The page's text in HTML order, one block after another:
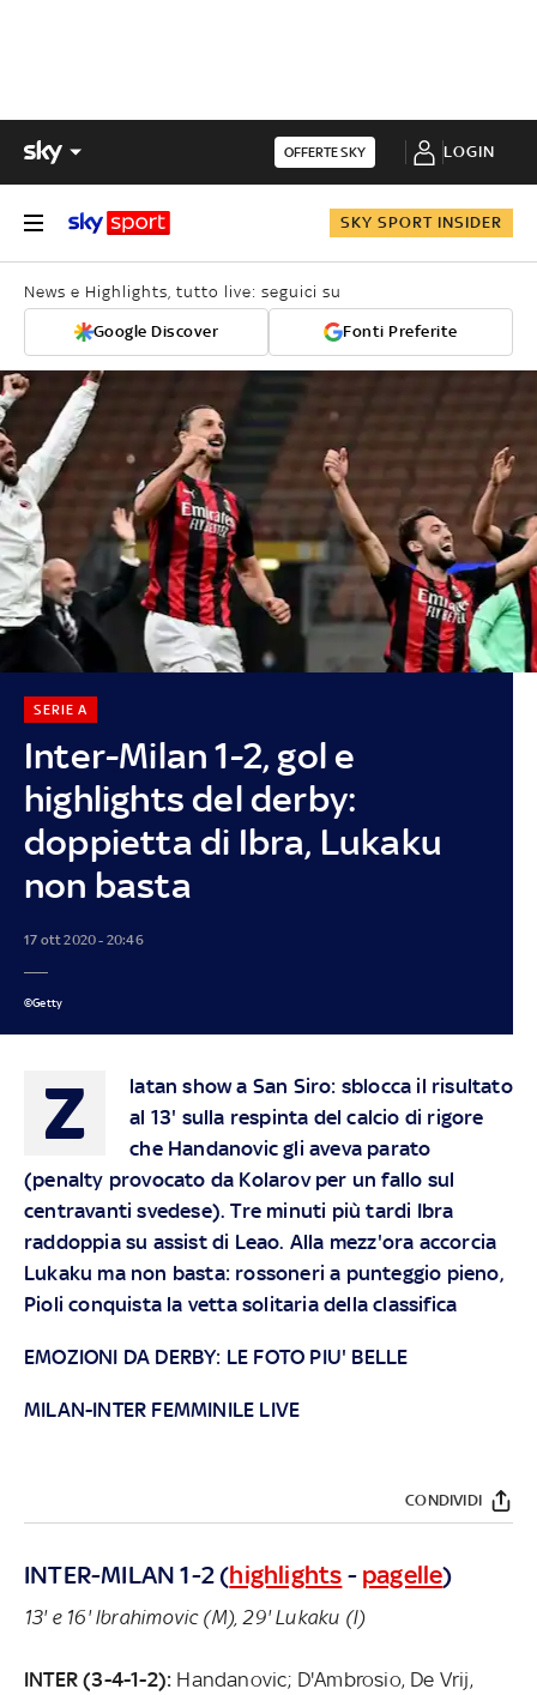
OFFERTE SKY LOGIN
SKY SPORT INSIDER
News e Highlights, tutto live: seguici su
Google Discover Fonti Preferite
Inter-Milan 1-2, gol e
highlights del derby:
doppietta di Ibra, Lukaku
non basta
SERIE A
17 ott 2020 - 20:46
©Getty
Z
latan show a San Siro: sblocca il risultato
al 13' sulla respinta del calcio di rigore
che Handanovic gli aveva parato
(penalty provocato da Kolarov per un fallo sul
centravanti svedese). Tre minuti più tardi Ibra
raddoppia su assist di Leao. Alla mezz'ora accorcia
Lukaku ma non basta: rossoneri a punteggio pieno,
Pioli conquista la vetta solitaria della classifica
EMOZIONI DA DERBY: LE FOTO PIU' BELLE
MILAN-INTER FEMMINILE LIVE
CONDIVIDI
INTER-MILAN 1-2 (highlights - pagelle)
13' e 16' Ibrahimovic (M), 29' Lukaku (I)
INTER (3-4-1-2): Handanovic; D'Ambrosio, De Vrij,